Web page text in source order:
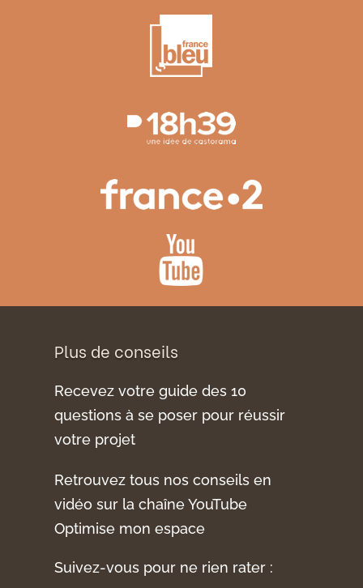
Plus de conseils
Recevez votre guide des 10
questions à se poser pour réussir
votre projet
Retrouvez tous nos conseils en
vidéo sur la chaîne YouTube
Optimise mon espace
Suivez-vous pour ne rien rater :